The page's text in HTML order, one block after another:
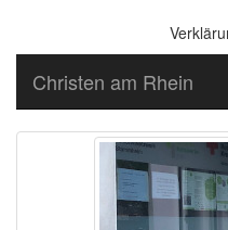
Christen am Rhein